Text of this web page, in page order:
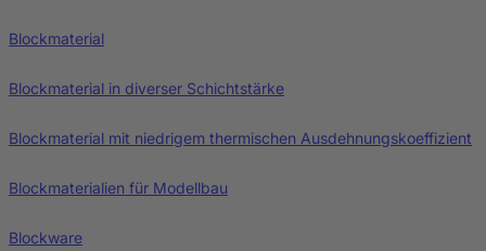
Blockmaterial
Blockmaterial in diverser Schichtstärke
Blockmaterial mit niedrigem thermischen Ausdehnungskoeffizient
Blockmaterialien für Modellbau
Blockware